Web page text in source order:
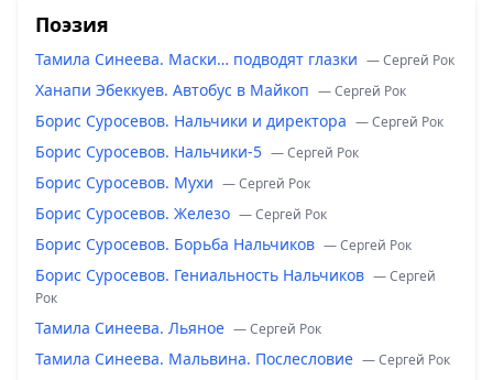
Поэзия
Тамила Синеева. Маски… подводят глазки — Сергей Рок
Ханапи Эбеккуев. Автобус в Майкоп — Сергей Рок
Борис Суросевов. Нальчики и директора — Сергей Рок
Борис Суросевов. Нальчики-5 — Сергей Рок
Борис Суросевов. Мухи — Сергей Рок
Борис Суросевов. Железо — Сергей Рок
Борис Суросевов. Борьба Нальчиков — Сергей Рок
Борис Суросевов. Гениальность Нальчиков — Сергей
Рок
Тамила Синеева. Льяное — Сергей Рок
Тамила Синеева. Мальвина. Послесловие — Сергей Рок